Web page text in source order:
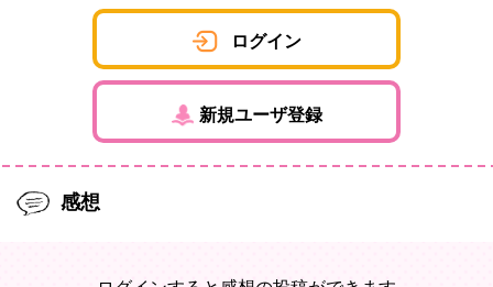
ログイン
新規ユーザ登録
感想